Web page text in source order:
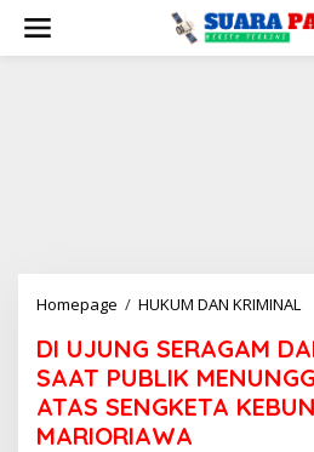
konten
Homepage / HUKUM DAN KRIMINAL
DI UJUNG SERAGAM
SAAT PUBLIK
ATAS SENGKETA
MARIORIAWA